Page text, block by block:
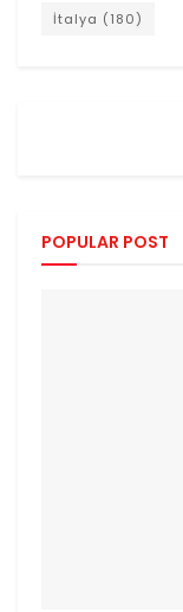
İtalya (180)
POPULAR POST